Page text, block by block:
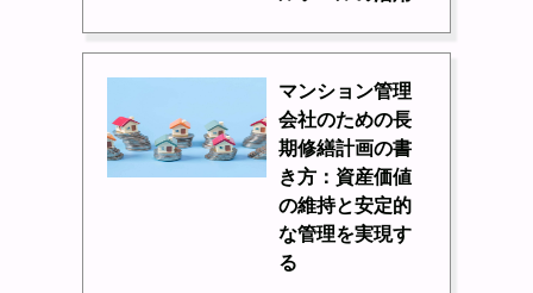
マンション管理
会社のための長
期修繕計画の書
き方：資産価値
の維持と安定的
な管理を実現す
る